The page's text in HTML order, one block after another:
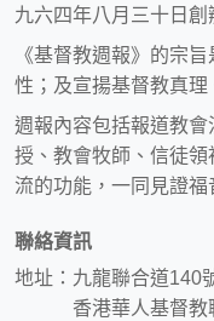
九六四年八月三十日創
《基督教週報》的宗
性；及宣揚基督教真理
週報內容包括報道教
授、教會牧師、信徒
流的功能，一同見證福
聯絡資訊
地址：九龍聯合道140
香港華人基督教